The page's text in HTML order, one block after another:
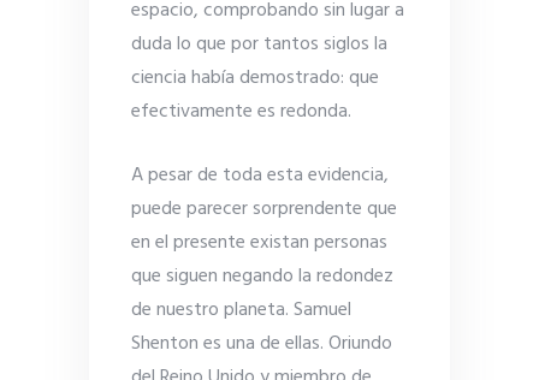
espacio, comprobando sin lugar a
duda lo que por tantos siglos la
ciencia había demostrado: que
efectivamente es redonda.
A pesar de toda esta evidencia,
puede parecer sorprendente que
en el presente existan personas
que siguen negando la redondez
de nuestro planeta. Samuel
Shenton es una de ellas. Oriundo